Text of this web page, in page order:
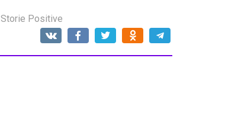
Storie Positive